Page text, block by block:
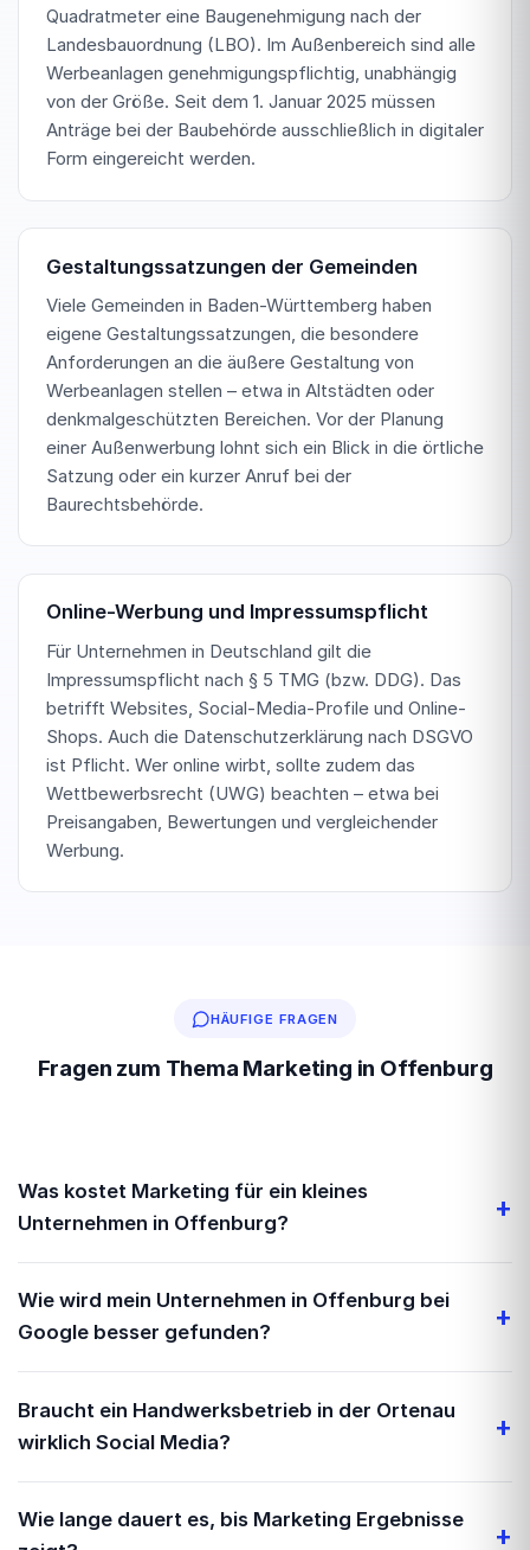
Quadratmeter eine Baugenehmigung nach der
Landesbauordnung (LBO). Im Außenbereich sind alle
Werbeanlagen genehmigungspflichtig, unabhängig
von der Größe. Seit dem 1. Januar 2025 müssen
Anträge bei der Baubehörde ausschließlich in digitaler
Form eingereicht werden.
Gestaltungssatzungen der Gemeinden
Viele Gemeinden in Baden-Württemberg haben
eigene Gestaltungssatzungen, die besondere
Anforderungen an die äußere Gestaltung von
Werbeanlagen stellen – etwa in Altstädten oder
denkmalgeschützten Bereichen. Vor der Planung
einer Außenwerbung lohnt sich ein Blick in die örtliche
Satzung oder ein kurzer Anruf bei der
Baurechtsbehörde.
Online-Werbung und Impressumspflicht
Für Unternehmen in Deutschland gilt die
Impressumspflicht nach § 5 TMG (bzw. DDG). Das
betrifft Websites, Social-Media-Profile und Online-
Shops. Auch die Datenschutzerklärung nach DSGVO
ist Pflicht. Wer online wirbt, sollte zudem das
Wettbewerbsrecht (UWG) beachten – etwa bei
Preisangaben, Bewertungen und vergleichender
Werbung.
HÄUFIGE FRAGEN
Fragen zum Thema Marketing in Offenburg
Was kostet Marketing für ein kleines
Unternehmen in Offenburg?
bei wenigen hundert Euro. Eine vollständige Website mit
Suchmaschinenoptimierung liegt je nach Komplexität im
mittleren vierstelligen Bereich. Am besten klären wir in
einem kostenlosen Erstgespräch, was für dein
Unternehmen sinnvoll ist.
Wie wird mein Unternehmen in Offenburg bei
Google besser gefunden?
Unternehmensprofil mit korrekten Öffnungszeiten, Fotos
und Kategorien. Dazu kommen eine technisch saubere
Website, lokale Inhalte und der Aufbau von echten
Bewertungen. Das klingt nach viel, lässt sich aber Schritt für
Schritt aufbauen.
Braucht ein Handwerksbetrieb in der Ortenau
wirklich Social Media?
gepflegtes Instagram-Profil mit Projektfotos oder eine
Wie lange dauert es, bis Marketing Ergebnisse